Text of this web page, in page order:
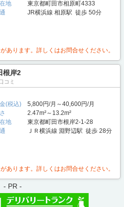
地
東京都町田市相原町4333
JR横浜線 相原駅 徒歩 50分
あります。詳しくはお問合せください。
根岸2
コミ
(税込)
5,800円/月～40,600円/月
2.47m²～13.2m²
地
東京都町田市根岸2-1-28
ＪＲ横浜線 淵野辺駅 徒歩 28分
あります。詳しくはお問合せください。
- PR -